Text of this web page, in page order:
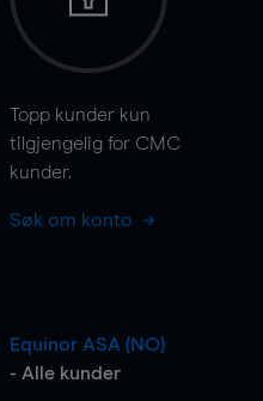
Topp kunder kun
tilgjengelig for CMC
kunder.
Søk om konto
Equinor ASA (NO)
- Alle kunder